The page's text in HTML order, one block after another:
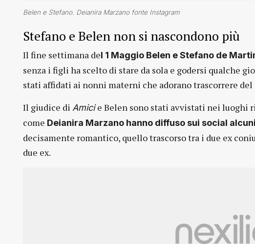
Belen e Stefano. Deianira Marzano fonte Instagram
Stefano e Belen non si nascondono più
Il fine settimana del 1 Maggio Belen e Stefano de
senza i figli ha scelto di stare da sola e godersi qualche
stati affidati ai nonni materni che adorano trascorrere
Il giudice di Amicie Belen sono stati avvistati nei luoghi
come Deianira Marzano hanno diffuso sui social
decisamente romantico, quello trascorso tra i due ex
due ex.